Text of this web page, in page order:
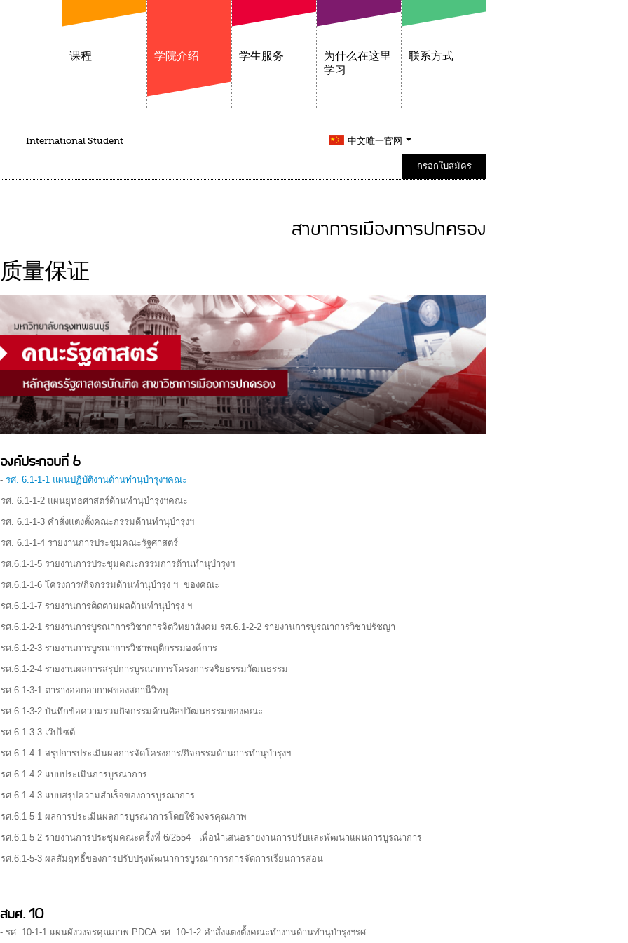
课程 学院介绍 学生服务
为什么在这里
学习
联系方式
International Student 中文唯一官网
กรอกใบสมัคร
สาขาการเมืองการปกครอง
质量保证
องค์ประกอบที่ 6
-รศ.6.1-1-1 แผนปฏิบัติงานด้านทำนุบำรุงฯคณะ
ศ. 6.1-1-2 แผนยุทธศาสตร์ด้านทำนุบำรุงฯคณะ
ศ. 6.1-1-3 คำสั่งแต่งตั้งคณะกรรมด้านทำนุบำรุงฯ
ศ. 6.1-1-4 รายงานการประชุมคณะรัฐศาสตร์
ศ.6.1-1-5 รายงานการประชุมคณะกรรมการด้านทำนุบำรุงฯ
ศ.6.1-1-6 โครงการ/กิจกรรมด้านทำนุบำรุง ฯ ของคณะ
ศ.6.1-1-7 รายงานการติดตามผลด้านทำนุบำรุง ฯ
ศ.6.1-2-1 รายงานการบูรณาการวิชาการจิตวิทยาสังคม รศ.6.1-2-2 รายงานการบูรณาการวิชาปรัชญา
ศ.6.1-2-3 รายงานการบูรณาการวิชาพฤติกรรมองค์การ
ศ.6.1-2-4 รายงานผลการสรุปการบูรณาการโครงการจริยธรรมวัฒนธรรม
ศ.6.1-3-1 ตารางออกอากาศของสถานีวิทยุ
ศ.6.1-3-2 บันทึกข้อความร่วมกิจกรรมด้านศิลปวัฒนธรรมของคณะ
ศ.6.1-3-3 เว๊ปไซต์
ศ.6.1-4-1 สรุปการประเมินผลการจัดโครงการ/กิจกรรมด้านการทำนุบำรุงฯ
ศ.6.1-4-2 แบบประเมินการบูรณาการ
ศ.6.1-4-3 แบบสรุปความสำเร็จของการบูรณาการ
ศ.6.1-5-1 ผลการประเมินผลการบูรณาการโดยใช้วงจรคุณภาพ
ศ.6.1-5-2 รายงานการประชุมคณะครั้งที่ 6/2554 เพื่อนำเสนอรายงานการปรับและพัฒนาแผนการบูรณาการ
ศ.6.1-5-3 ผลสัมฤทธิ์ของการปรับปรุงพัฒนาการบูรณาการการจัดการเรียนการสอน
สมศ. 10
- รศ. 10-1-1 แผนผังวงจรคุณภาพ PDCA รศ. 10-1-2 คำสั่งแต่งตั้งคณะทำงานด้านทำนุบำรุงฯรศ